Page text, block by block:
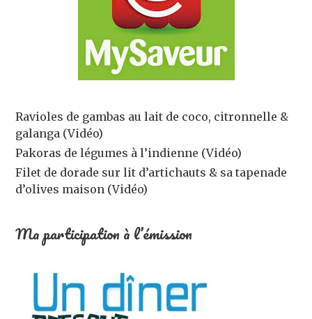
Ravioles de gambas au lait de coco, citronnelle &
galanga (Vidéo)
Pakoras de légumes à l’indienne (Vidéo)
Filet de dorade sur lit d’artichauts & sa tapenade
d’olives maison (Vidéo)
Ma participation à l’émission